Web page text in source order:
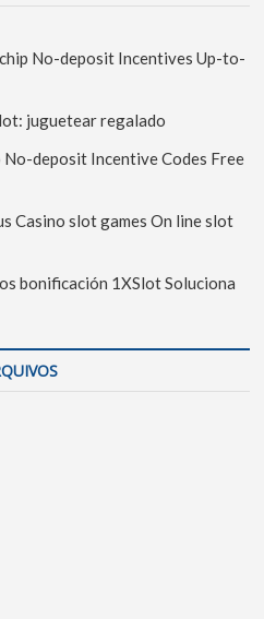
No-deposit Incentives Up-to-
juguetear regalado
deposit Incentive Codes Free
Casino slot games On line slot
bonificación 1XSlot Soluciona